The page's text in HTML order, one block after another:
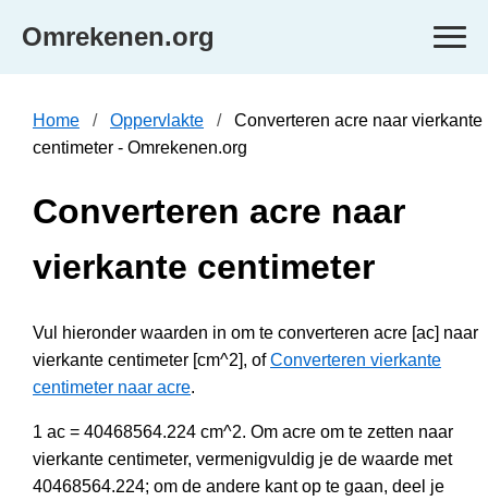
Omrekenen.org
Home Oppervlakte
Converteren acre naar vierkante
centimeter - Omrekenen.org
Converteren acre naar
vierkante centimeter
Vul hieronder waarden in om te converteren acre [ac] naar
vierkante centimeter [cm^2], ofConverteren vierkante
centimeter naar acre.
1 ac = 40468564.224 cm^2. Om acre om te zetten naar
vierkante centimeter, vermenigvuldig je de waarde met
40468564.224; om de andere kant op te gaan, deel je